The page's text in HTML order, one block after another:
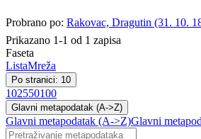
Probrano po: Rakovac, Dragutin (31. 10.
Prikazano 1-1 od 1 zapisa
Faseta
ListaMreža
Po stranici: 10
102550100
Glavni metapodatak (A->Z)
Glavni metapodatak (A->Z)Glavni